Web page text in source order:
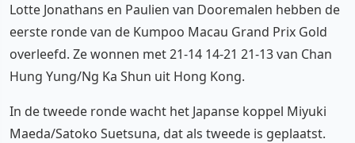
Lotte Jonathans en Paulien van Dooremalen hebben de
eerste ronde van de Kumpoo Macau Grand Prix Gold
overleefd. Ze wonnen met 21-14 14-21 21-13 van Chan
Hung Yung/Ng Ka Shun uit Hong Kong.
In de tweede ronde wacht het Japanse koppel Miyuki
Maeda/Satoko Suetsuna, dat als tweede is geplaatst.